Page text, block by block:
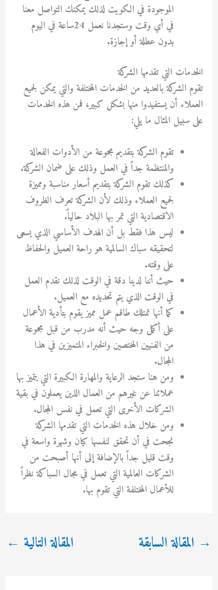
الموجودة في الكويت لذلك يمكنك التواصل معنا
في أي وقت وستجدنا نعمل 24ساعة في اليوم
بدون عطلة أو إجازة.
الخدمات التي تقدمها الشركة
تقوم الشركة بالعديد من الخدمات المختلفة والتي يمكن لجميع
العملاء أن يستفيدوا منها بشكل كبير، فمن هذه الخدمات
على سبيل المثال ما يلي:
تقوم الشركة بتقديم مجموعة من الأدوات الفعالة
والمنتظمة جداً في العمل وذلك على ضمان الشركة.
كذلك تقوم الشركة بتقديم أسعار مناسبة ومميزة
لجميع العملاء وذلك لأن الشركة تعرف الظروف
الاقتصادية التي تمر بها البلاد حالياً.
ليس هذا فقط بل أن الهدف الأساسي الذي يسعى
لتحقيقه سباك السالمية هو راحة العميل والحفاظ
على وقته.
حيث أننا لدينا دقة في الوقت لذلك نقدم العمل
في الوقت الذي يتم تحديده مع العميل.
كما أنها تمتلك طاقم عمل مميز يقوم بتأدية الأعمال
على أكمل وجه حيث أنه مدرب من قبل مجموعة
من الفنيين المختصين والخبراء المتميزين في هذا
المجال.
ومن هنا ستجد الرعاية والمهارة الكبيرة التي يتميز بها
عملائنا عن غيرهم من العمال الذين يعملون في بقية
الشركات الأخرى التي تعمل في نفس المجال.
ومن خلال هذه الخدمات التي تقدمها الشركة
نجحت في أن تحقق لنفسها كيان وشهرة واسعة في
وقت قليل جداً بالإضافة إلى أنها أصبحت من
الشركات العالمية التي تعمل في مجال السباكة نظراً
للأعمال المختلفة التي تقوم بها.
→ المقالة السابقة المقالة التالية ←